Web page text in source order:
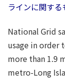
ラインに関する
National Grid
usage in order
more than 1.9
metro-Long